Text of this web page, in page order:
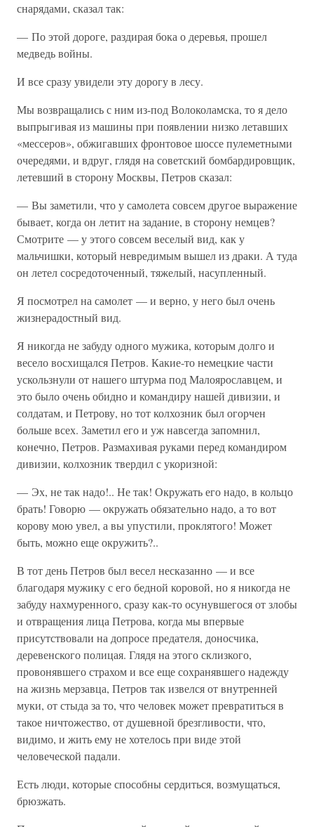
снарядами, сказал так:
— По этой дороге, раздирая бока о деревья, прошел
медведь войны.
И все сразу увидели эту дорогу в лесу.
Мы возвращались с ним из-под Волоколамска, то я дело
выпрыгивая из машины при появлении низко летавших
«мессеров», обжигавших фронтовое шоссе пулеметными
очередями, и вдруг, глядя на советский бомбардировщик,
летевший в сторону Москвы, Петров сказал:
— Вы заметили, что у самолета совсем другое выражение
бывает, когда он летит на задание, в сторону немцев?
Смотрите — у этого совсем веселый вид, как у
мальчишки, который невредимым вышел из драки. А туда
он летел сосредоточенный, тяжелый, насупленный.
Я посмотрел на самолет — и верно, у него был очень
жизнерадостный вид.
Я никогда не забуду одного мужика, которым долго и
весело восхищался Петров. Какие-то немецкие части
ускользнули от нашего штурма под Малоярославцем, и
это было очень обидно и командиру нашей дивизии, и
солдатам, и Петрову, но тот колхозник был огорчен
больше всех. Заметил его и уж навсегда запомнил,
конечно, Петров. Размахивая руками перед командиром
дивизии, колхозник твердил с укоризной:
— Эх, не так надо!.. Не так! Окружать его надо, в кольцо
брать! Говорю — окружать обязательно надо, а то вот
корову мою увел, а вы упустили, проклятого! Может
быть, можно еще окружить?..
В тот день Петров был весел несказанно — и все
благодаря мужику с его бедной коровой, но я никогда не
забуду нахмуренного, сразу как-то осунувшегося от злобы
и отвращения лица Петрова, когда мы впервые
присутствовали на допросе предателя, доносчика,
деревенского полицая. Глядя на этого склизкого,
провонявшего страхом и все еще сохранявшего надежду
на жизнь мерзавца, Петров так извелся от внутренней
муки, от стыда за то, что человек может превратиться в
такое ничтожество, от душевной брезгливости, что,
видимо, и жить ему не хотелось при виде этой
человеческой падали.
Есть люди, которые способны сердиться, возмущаться,
брюзжать.